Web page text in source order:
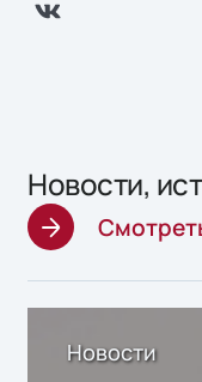
Новости,
Новости